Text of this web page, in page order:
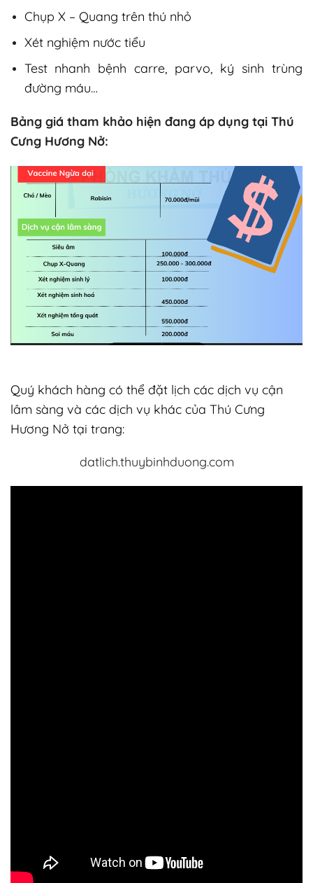
Chụp X – Quang trên thú nhỏ
Xét nghiệm nước tiểu
Test nhanh bệnh carre, parvo, ký sinh trùng
đường máu…
Bảng giá tham khảo hiện đang áp dụng tại Thú
Cưng Hương Nở:
Quý khách hàng có thể đặt lịch các dịch vụ cận
lâm sàng và các dịch vụ khác của Thú Cưng
Hương Nở tại trang:
datlich.thuybinhduong.com